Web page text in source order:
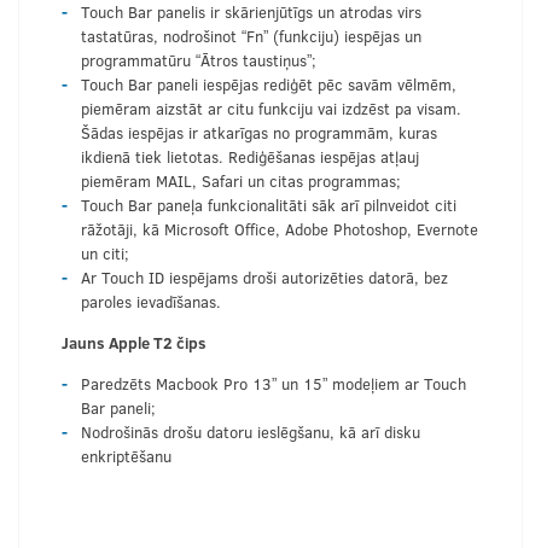
Touch Bar panelis ir skārienjūtīgs un atrodas virs
tastatūras, nodrošinot “Fn” (funkciju) iespējas un
programmatūru “Ātros taustiņus”;
Touch Bar paneli iespējas rediģēt pēc savām vēlmēm,
piemēram aizstāt ar citu funkciju vai izdzēst pa visam.
Šādas iespējas ir atkarīgas no programmām, kuras
ikdienā tiek lietotas. Rediģēšanas iespējas atļauj
piemēram MAIL, Safari un citas programmas;
Touch Bar paneļa funkcionalitāti sāk arī pilnveidot citi
rāžotāji, kā Microsoft Office, Adobe Photoshop, Evernote
un citi;
Ar Touch ID iespējams droši autorizēties datorā, bez
paroles ievadīšanas.
Jauns Apple T2 čips
Paredzēts Macbook Pro 13” un 15” modeļiem ar Touch
Bar paneli;
Nodrošinās drošu datoru ieslēgšanu, kā arī disku
enkriptēšanu